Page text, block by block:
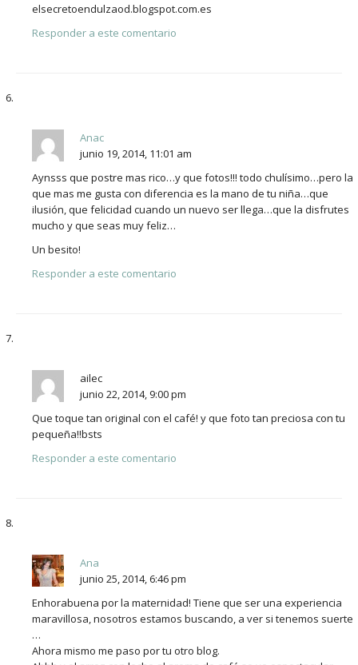
elsecretoendulzaod.blogspot.com.es
Responder a este comentario
Anac
junio 19, 2014, 11:01 am
Aynsss que postre mas rico…y que fotos!!! todo chulísimo…pero la
que mas me gusta con diferencia es la mano de tu niña…que
ilusión, que felicidad cuando un nuevo ser llega…que la disfrutes
mucho y que seas muy feliz…
Un besito!
Responder a este comentario
ailec
junio 22, 2014, 9:00 pm
Que toque tan original con el café! y que foto tan preciosa con tu
pequeña!!bsts
Responder a este comentario
Ana
junio 25, 2014, 6:46 pm
Enhorabuena por la maternidad! Tiene que ser una experiencia
maravillosa, nosotros estamos buscando, a ver si tenemos suerte
…
Ahora mismo me paso por tu otro blog.